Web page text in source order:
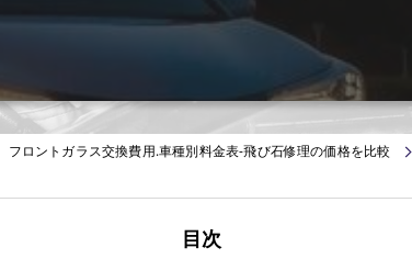
フロントガラス交換費用.車種別料金表-飛び石修理の価格を比較
目次